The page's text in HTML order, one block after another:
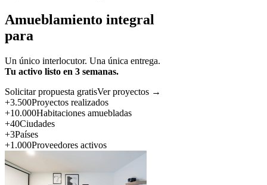
Amueblamiento integral
para
Un único interlocutor. Una única entrega.
Tu activo listo en 3 semanas.
Solicitar propuesta gratisVer proyectos →
+3.500Proyectos realizados
+10.000Habitaciones amuebladas
+40Ciudades
+3Países
+1.000Proveedores activos